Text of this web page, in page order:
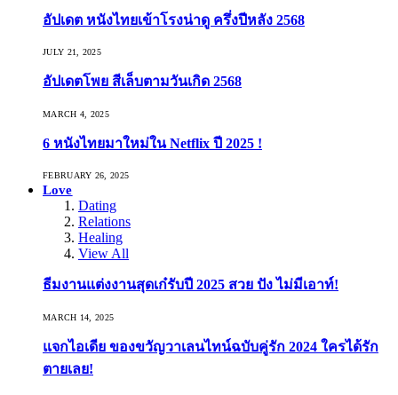
อัปเดต หนังไทยเข้าโรงน่าดู ครึ่งปีหลัง 2568
JULY 21, 2025
อัปเดตโพย สีเล็บตามวันเกิด 2568
MARCH 4, 2025
6 หนังไทยมาใหม่ใน Netflix ปี 2025 !
FEBRUARY 26, 2025
Love
Dating
Relations
Healing
View All
ธีมงานแต่งงานสุดเก๋รับปี 2025 สวย ปัง ไม่มีเอาท์!
MARCH 14, 2025
แจกไอเดีย ของขวัญวาเลนไทน์ฉบับคู่รัก 2024 ใครได้รัก
ตายเลย!